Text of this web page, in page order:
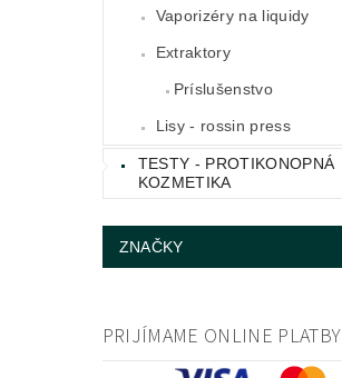
Vaporizéry na liquidy
Extraktory
Príslušenstvo
Lisy - rossin press
TESTY - PROTIKONOPNÁ
KOZMETIKA
ZNAČKY
PRIJÍMAME ONLINE PLATBY